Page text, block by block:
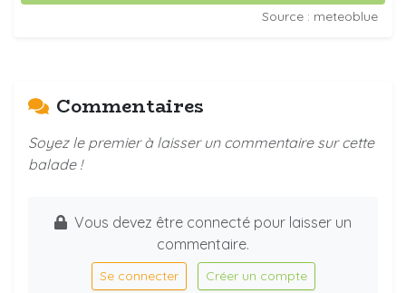
Source : meteoblue
Commentaires
Soyez le premier à laisser un commentaire sur cette
balade !
Vous devez être connecté pour laisser un
commentaire.
Se connecter Créer un compte